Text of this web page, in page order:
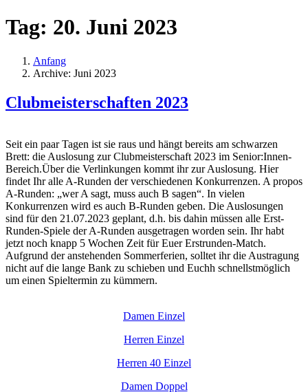
Tag: 20. Juni 2023
Anfang
Archive: Juni 2023
Clubmeisterschaften 2023
Seit ein paar Tagen ist sie raus und hängt bereits am schwarzen
Brett: die Auslosung zur Clubmeisterschaft 2023 im Senior:Innen-
Bereich.Über die Verlinkungen kommt ihr zur Auslosung. Hier
findet Ihr alle A-Runden der verschiedenen Konkurrenzen. A propos
A-Runden: „wer A sagt, muss auch B sagen“. In vielen
Konkurrenzen wird es auch B-Runden geben. Die Auslosungen
sind für den 21.07.2023 geplant, d.h. bis dahin müssen alle Erst-
Runden-Spiele der A-Runden ausgetragen worden sein. Ihr habt
jetzt noch knapp 5 Wochen Zeit für Euer Erstrunden-Match.
Aufgrund der anstehenden Sommerferien, solltet ihr die Austragung
nicht auf die lange Bank zu schieben und Euchh schnellstmöglich
um einen Spieltermin zu kümmern.
Damen Einzel
Herren Einzel
Herren 40 Einzel
Damen Doppel